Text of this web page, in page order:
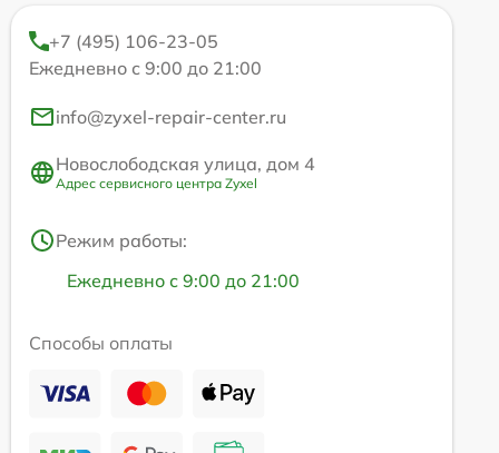
+7 (495) 106-23-05
Ежедневно с 9:00 до 21:00
info@zyxel-repair-center.ru
Новослободская улица, дом 4
Адрес сервисного центра Zyxel
Режим работы:
Ежедневно с 9:00 до 21:00
Способы оплаты